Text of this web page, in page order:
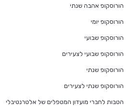
הורוסקופ אהבה שנתי
הורוסקופ יומי
הורוסקופ שבועי
הורוסקופ שבועי לצעירים
הורוסקופ שנתי
הורוסקופ שנתי לצעירים
הטבות לחברי מועדון המטפלים של אלטרנטיבלי